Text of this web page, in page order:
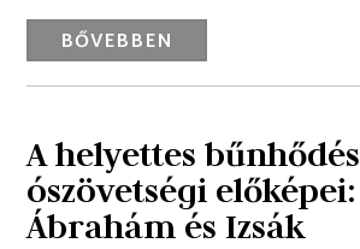
BŐVEBBEN
A helyettes bűnhődés
ószövetségi előképei:
Ábrahám és Izsák